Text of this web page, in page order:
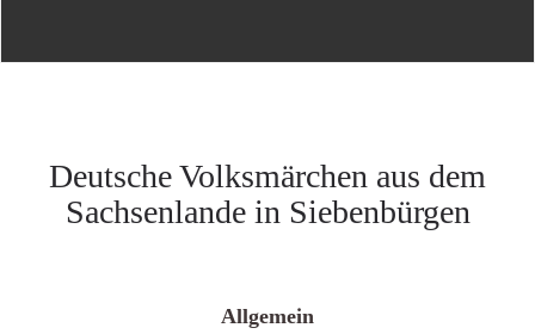
Deutsche Volksmärchen aus dem
Sachsenlande in Siebenbürgen
Allgemein